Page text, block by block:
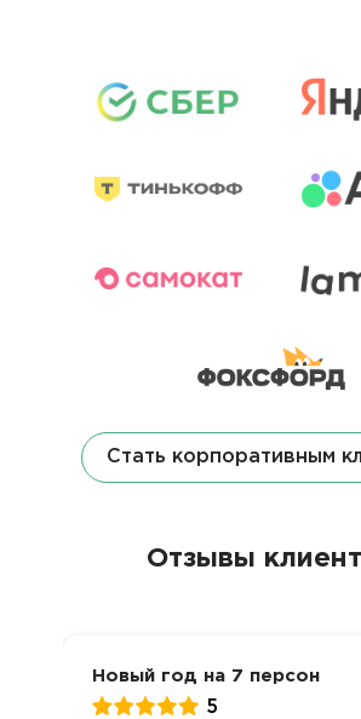
Стать корпоративным
Отзывы
Новый год на 7 персон
5